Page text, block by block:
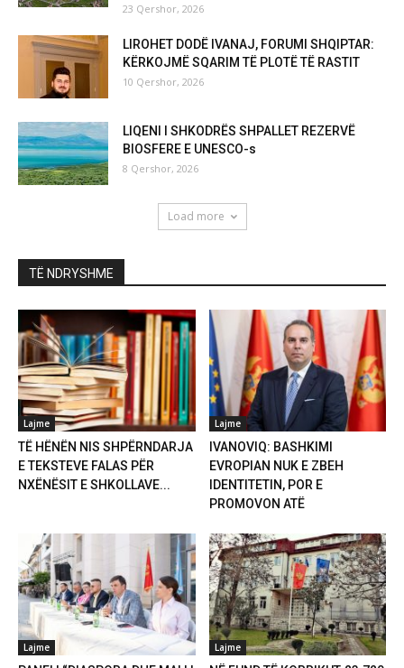
23 Qershor, 2026
LIROHET DODË IVANAJ, FORUMI SHQIPTAR:
KËRKOJMË SQARIM TË PLOTË TË RASTIT
10 Qershor, 2026
LIQENI I SHKODRËS SHPALLET REZERVË
BIOSFERE E UNESCO-s
8 Qershor, 2026
Load more
TË NDRYSHME
Lajme
TË HËNËN NIS SHPËRNDARJA
E TEKSTEVE FALAS PËR
NXËNËSIT E SHKOLLAVE...
Lajme
IVANOVIQ: BASHKIMI
EVROPIAN NUK E ZBEH
IDENTITETIN, POR E
PROMOVON ATË
Lajme Lajme